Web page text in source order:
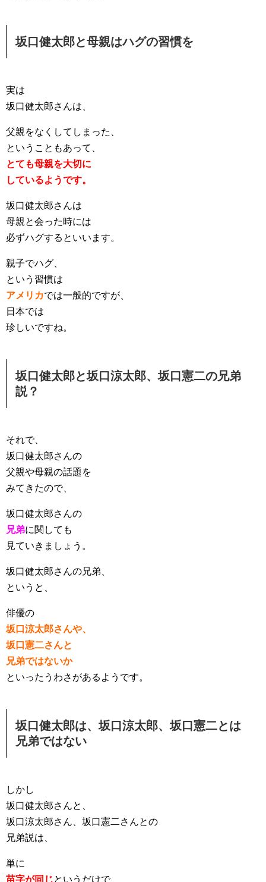
坂口健太郎と母親はハグの習慣を
実は
坂口健太郎さんは、
父親をなくしてしまった、
ということもあって、
とても母親を大切に
しているようです。
坂口健太郎さんは
母親と会った時には
必ずハグするといいます。
親子でハグ、
という習慣は
アメリカでは一般的ですが、
日本では
珍しいですね。
坂口健太郎と坂口涼太郎、坂口憲二の兄弟
説？
それで、
坂口健太郎さんの
父親や母親の話題を
みてきたので、
坂口健太郎さんの
兄弟に関しても
見ていきましょう。
坂口健太郎さんの兄弟、
というと、
俳優の
坂口涼太郎さんや、
坂口憲二さんと
兄弟ではないか
といったうわさがあるようです。
坂口健太郎は、坂口涼太郎、坂口憲二とは
兄弟ではない
しかし
坂口健太郎さんと、
坂口涼太郎さん、坂口憲二さんとの
兄弟説は、
単に
苗字が同じというだけで